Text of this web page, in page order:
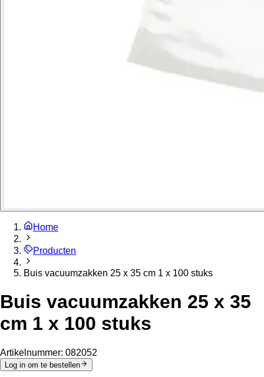
Home
Producten
Buis vacuumzakken 25 x 35 cm 1 x 100 stuks
Buis vacuumzakken 25 x 35
cm 1 x 100 stuks
Artikelnummer: 082052
Log in om te bestellen